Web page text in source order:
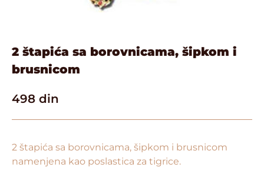
2 štapića sa borovnicama, šipkom i
brusnicom
498 din
2 štapića sa borovnicama, šipkom i brusnicom
namenjena kao poslastica za tigrice.